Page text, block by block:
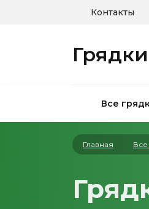
Контакты
Все
Главная Все